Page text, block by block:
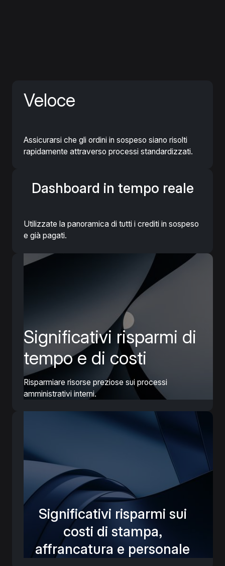
Veloce
Assicurarsi che gli ordini in sospeso siano risolti
rapidamente attraverso processi standardizzati.
Dashboard in tempo reale
Utilizzate la panoramica di tutti i crediti in sospeso
e già pagati.
Significativi risparmi di
tempo e di costi
Risparmiare risorse preziose sui processi
amministrativi interni.
Significativi risparmi sui
costi di stampa,
affrancatura e personale